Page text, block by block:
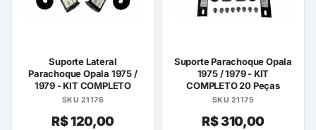
ser
página
do
produto
ser
página
do
produto
Suporte Lateral
Parachoque Opala 1975 /
1979 - KIT COMPLETO
SKU 21176
R$120,00
Suporte Parachoque Opala
1975 / 1979 - KIT
COMPLETO 20 Peças
SKU 21175
R$310,00